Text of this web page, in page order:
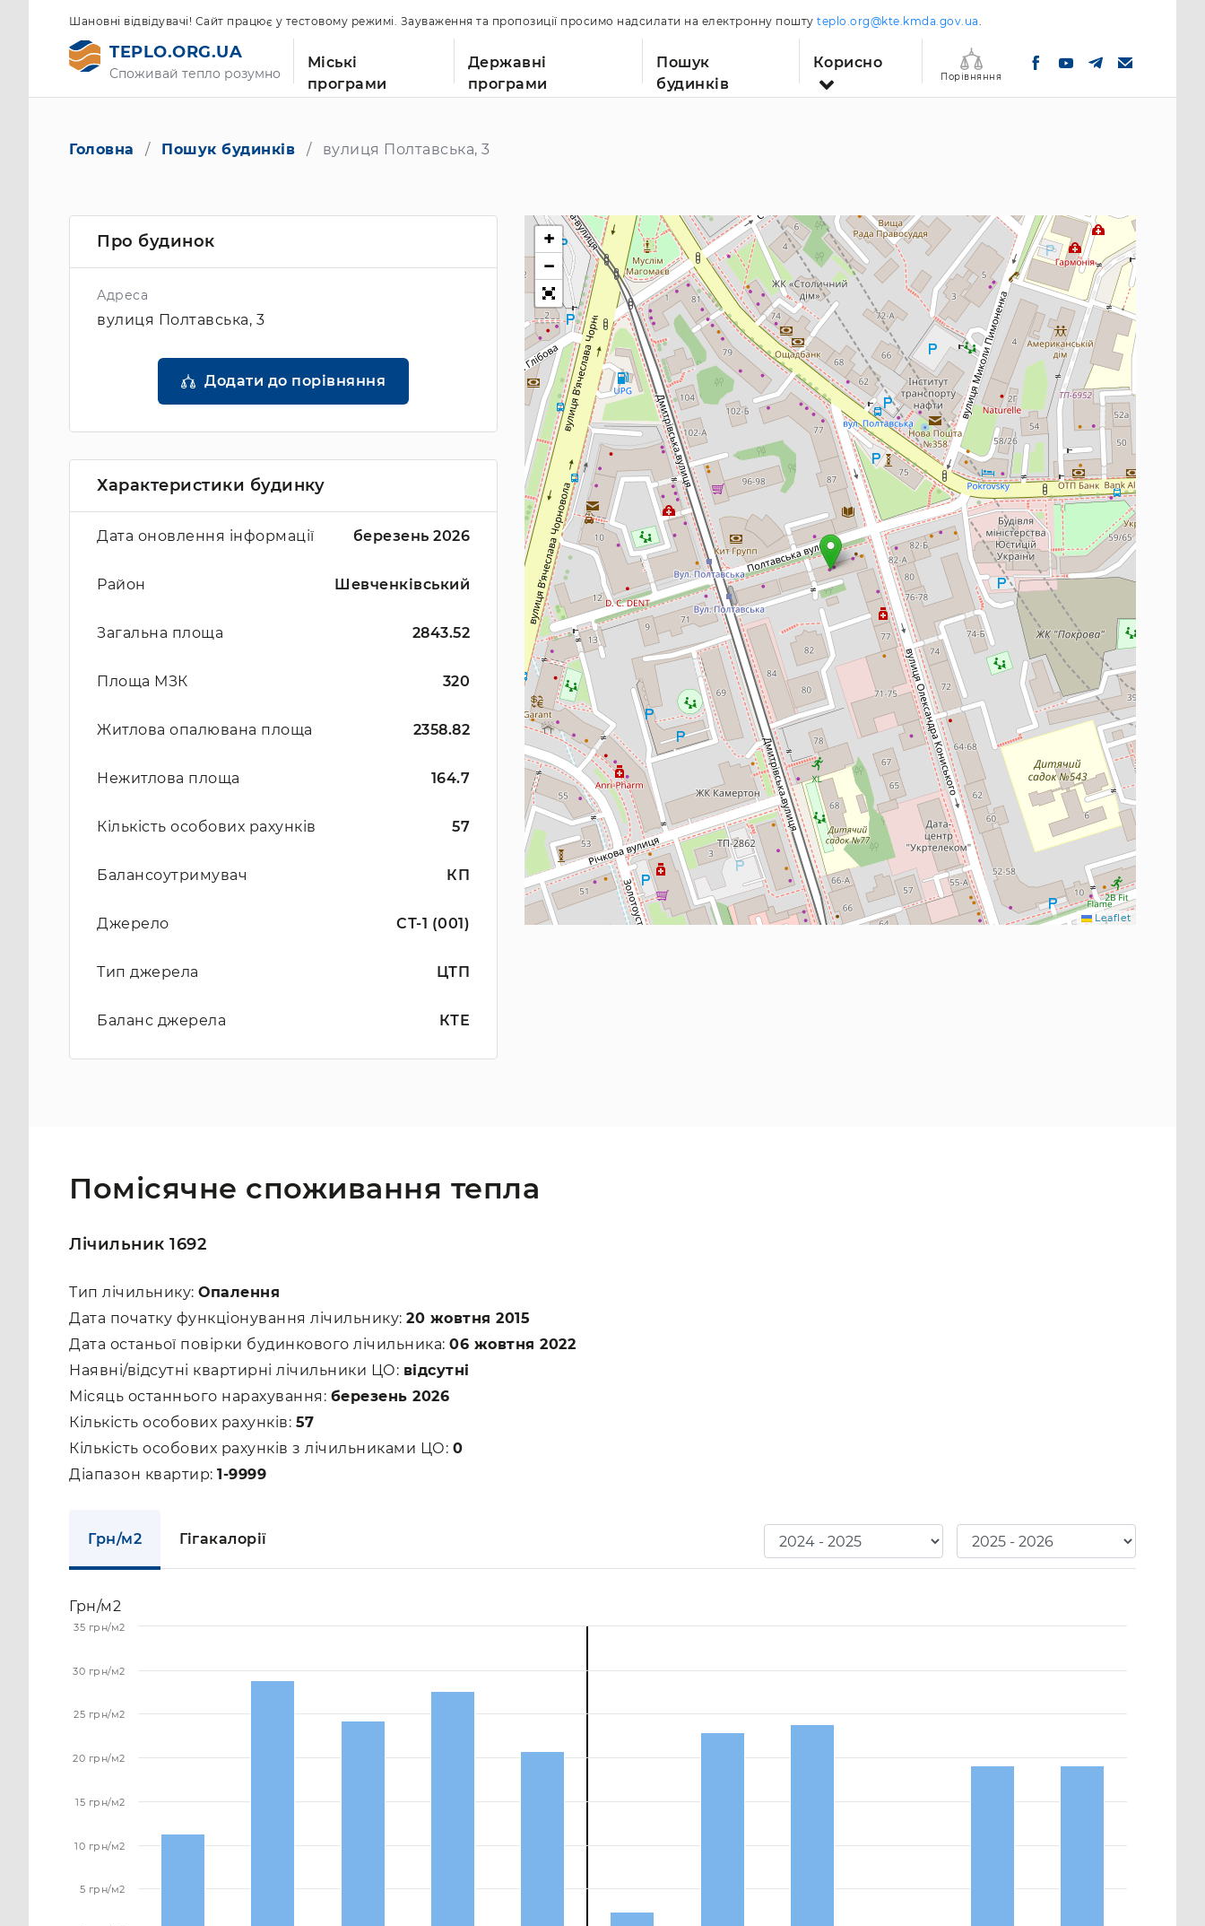
Шановні відвідувачі! Сайт працює у тестовому режимі. Зауваження та пропозиції просимо надсилати на електронну пошту teplo.org@kte.kmda.gov.ua.
TEPLO.ORG.UA
Споживай тепло розумно
Міські
програми
Державні
програми
Пошук
будинків
Корисно
Порівняння
Головна Пошук будинків вулиця Полтавська, 3
Про будинок
Адреса
вулиця Полтавська, 3
Додати до порівняння
Характеристики будинку
Дата оновлення інформації березень 2026
Район Шевченківський
Загальна площа 2843.52
Площа МЗК 320
Житлова опалювана площа 2358.82
Нежитлова площа 164.7
Кількість особових рахунків 57
Балансоутримувач КП
Джерело СТ-1 (001)
Тип джерела ЦТП
Баланс джерела КТЕ
+
−
Leaflet
Помісячне споживання тепла
Лічильник 1692
Тип лічильнику: Опалення
Дата початку функціонування лічильнику: 20 жовтня 2015
Дата останьої повірки будинкового лічильника: 06 жовтня 2022
Наявні/відсутні квартирні лічильники ЦО: відсутні
Місяць останнього нарахування: березень 2026
Кількість особових рахунків: 57
Кількість особових рахунків з лічильниками ЦО: 0
Діапазон квартир: 1-9999
Грн/м2 Гігакалорії
Грн/м2
5 грн/м2
10 грн/м2
15 грн/м2
20 грн/м2
25 грн/м2
30 грн/м2
35 грн/м2